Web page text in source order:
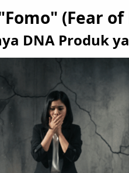
(Fear
DNA Produk